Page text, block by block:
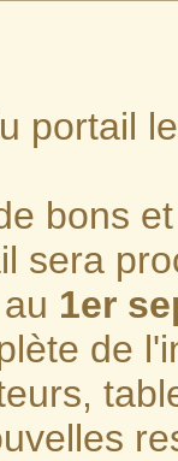
portail
bons
sera
1er
de